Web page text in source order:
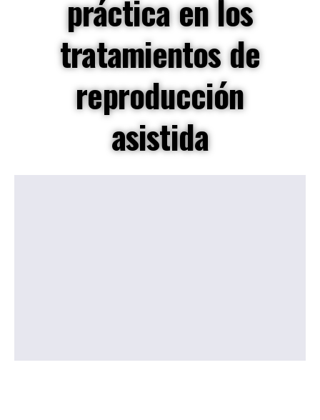
práctica en los
tratamientos de
reproducción
asistida